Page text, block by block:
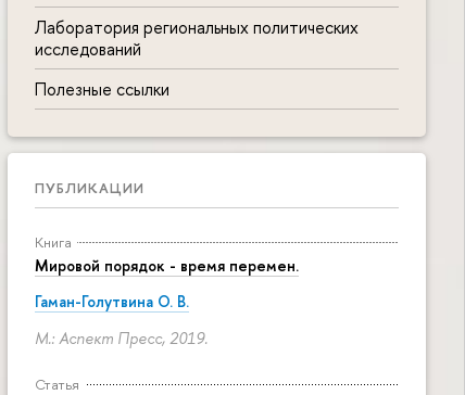
Лаборатория региональных политических
исследований
Полезные ссылки
ПУБЛИКАЦИИ
Книга
Мировой порядок - время перемен.
Гаман-Голутвина О. В.
М.: Аспект Пресс, 2019.
Статья